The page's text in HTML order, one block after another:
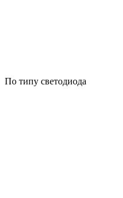
По типу светодиода